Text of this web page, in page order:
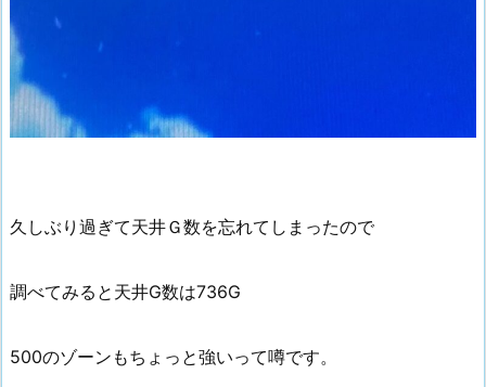
久しぶり過ぎて天井Ｇ数を忘れてしまったので
調べてみると天井G数は736G
500のゾーンもちょっと強いって噂です。